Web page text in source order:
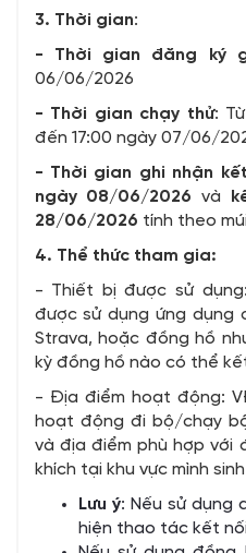
3. Thời gian:
- Thời gian đăng ký
06/06/2026
- Thời gian chạy thử:
đến 17:00 ngày 07/06/
- Thời gian ghi nhận kết
ngày 08/06/2026 và
28/06/2026 tính theo
4. Thể thức tham gia:
- Thiết bị được sử
được sử dụng ứng dụng
Strava, hoặc đồng hồ
kỳ đồng hồ nào có thể
- Địa điểm hoạt động:
hoạt động đi bộ/chạy
và địa điểm phù hợp với
khích tại khu vực mình
Lưu ý: Nếu sử dụng
hiện thao tác kết